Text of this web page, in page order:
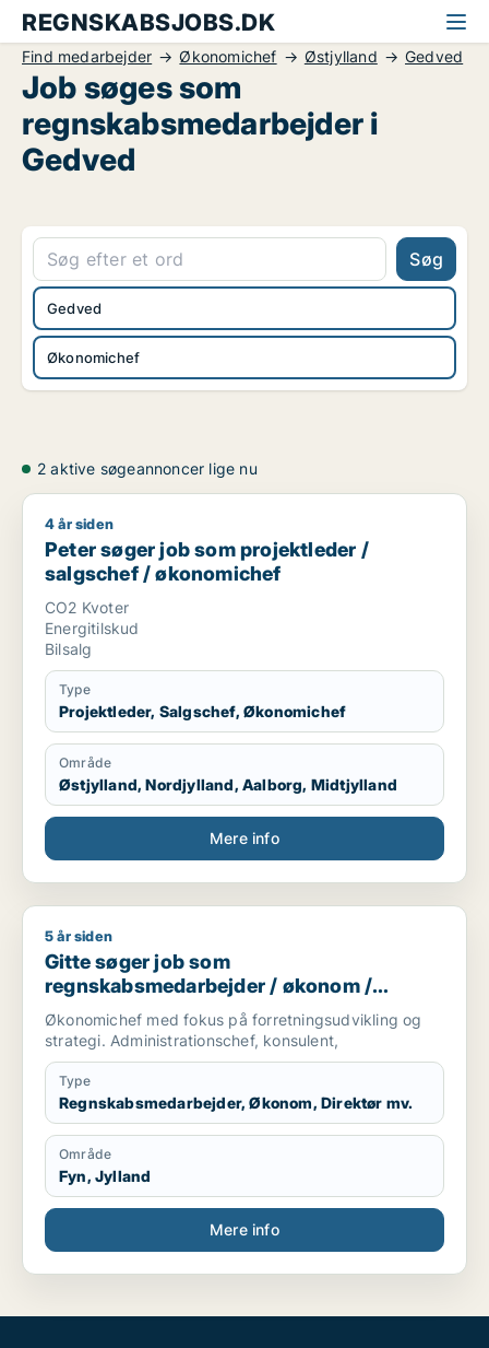
REGNSKABSJOBS.DK
Find medarbejder Økonomichef Østjylland Gedved
Job søges som
regnskabsmedarbejder i
Gedved
Søg
Økonomichef
Gedved
2 aktive søgeannoncer lige nu
Peter søger job som projektleder / salgschef / økonomichef
4 år siden
Peter søger job som projektleder /
salgschef / økonomichef
CO2 Kvoter
Energitilskud
Bilsalg
Type
Projektleder, Salgschef, Økonomichef
Område
Østjylland, Nordjylland, Aalborg, Midtjylland
Mere info
Gitte søger job som regnskabsmedarbejder / økonom /
5 år siden
Gitte søger job som
regnskabsmedarbejder / økonom /
direktør / hr-chef / lønspecialist
Økonomichef med fokus på forretningsudvikling og
strategi. Administrationschef, konsulent,
Type
Regnskabsmedarbejder, Økonom, Direktør mv.
Område
Fyn, Jylland
Mere info